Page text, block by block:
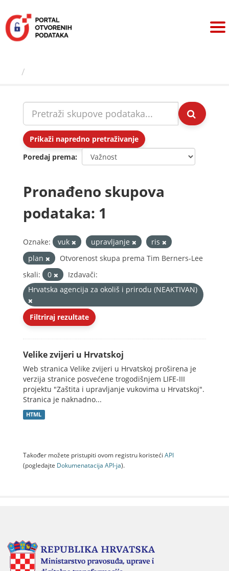
sadržaj
Prikaži napredno pretraživanje
Poredaj prema
Pronađeno skupova
podataka: 1
Oznake: vuk upravljanje
ris
plan
Otvorenost skupa prema Tim Berners-Lee
skali:
0
Izdavači:
Hrvatska agencija za okoliš i prirodu (NEAKTIVAN)
Filtriraj rezultate
Velike zvijeri u Hrvatskoj
Web stranica Velike zvijeri u Hrvatskoj proširena je
verzija stranice posvećene trogodišnjem LIFE-III
projektu "Zaštita i upravljanje vukovima u Hrvatskoj".
Stranica je naknadno...
HTML
Također možete pristupiti ovom registru koristeći API
(pogledajte Dokumenаtаcijа API-jа).